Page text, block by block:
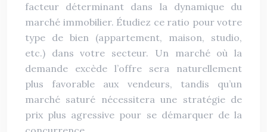
facteur déterminant dans la dynamique du
marché immobilier. Étudiez ce ratio pour votre
type de bien (appartement, maison, studio,
etc.) dans votre secteur. Un marché où la
demande excède l’offre sera naturellement
plus favorable aux vendeurs, tandis qu’un
marché saturé nécessitera une stratégie de
prix plus agressive pour se démarquer de la